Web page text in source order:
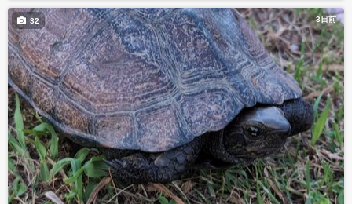
3日前
32